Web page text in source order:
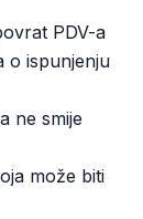
PDV-a
o ispunjenju
ne smije
može biti